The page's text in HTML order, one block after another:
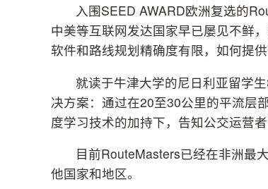
入围SEED AWARD欧洲复选的
中美等互联网发达国家早已屡见不鲜
软件和路线规划精确度有限，如何提
就读于牛津大学的尼日利亚留学
决方案：通过在20至30公里的平流层
度学习技术的加持下，告知公交运营
目前RouteMasters已经在非洲最
他国家和地区。